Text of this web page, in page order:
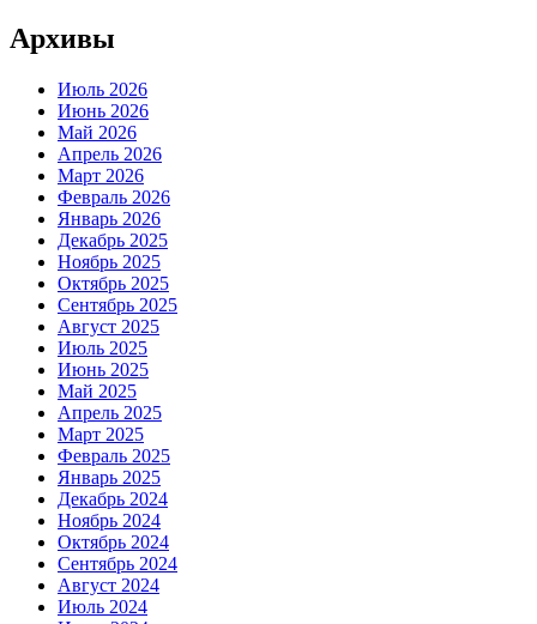
Архивы
Июль 2026
Июнь 2026
Май 2026
Апрель 2026
Март 2026
Февраль 2026
Январь 2026
Декабрь 2025
Ноябрь 2025
Октябрь 2025
Сентябрь 2025
Август 2025
Июль 2025
Июнь 2025
Май 2025
Апрель 2025
Март 2025
Февраль 2025
Январь 2025
Декабрь 2024
Ноябрь 2024
Октябрь 2024
Сентябрь 2024
Август 2024
Июль 2024